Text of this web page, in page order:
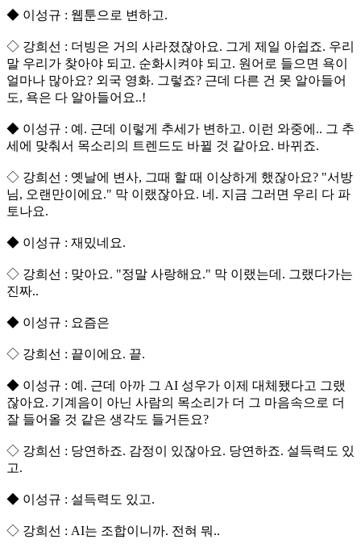
◆ 이성규 : 웹툰으로 변하고.
◇ 강희선 : 더빙은 거의 사라졌잖아요. 그게 제일 아쉽죠. 우리
말 우리가 찾아야 되고. 순화시켜야 되고. 원어로 들으면 욕이
얼마나 많아요? 외국 영화. 그렇죠? 근데 다른 건 못 알아들어
도, 욕은 다 알아들어요..!
◆ 이성규 : 예. 근데 이렇게 추세가 변하고. 이런 와중에.. 그 추
세에 맞춰서 목소리의 트렌드도 바뀔 것 같아요. 바뀌죠.
◇ 강희선 : 옛날에 변사, 그때 할 때 이상하게 했잖아요? "서방
님, 오랜만이에요." 막 이랬잖아요. 네. 지금 그러면 우리 다 파
토나요.
◆ 이성규 : 재밌네요.
◇ 강희선 : 맞아요. "정말 사랑해요." 막 이랬는데. 그랬다가는
진짜..
◆ 이성규 : 요즘은
◇ 강희선 : 끝이에요. 끝.
◆ 이성규 : 예. 근데 아까 그 AI 성우가 이제 대체됐다고 그랬
잖아요. 기계음이 아닌 사람의 목소리가 더 그 마음속으로 더
잘 들어올 것 같은 생각도 들거든요?
◇ 강희선 : 당연하죠. 감정이 있잖아요. 당연하죠. 설득력도 있
고.
◆ 이성규 : 설득력도 있고.
◇ 강희선 : AI는 조합이니까. 전혀 뭐..